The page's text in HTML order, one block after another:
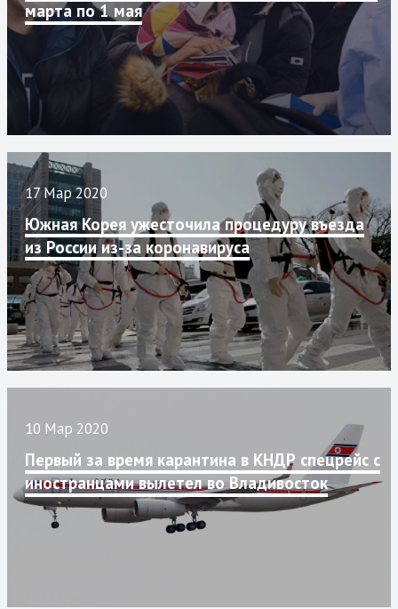
марта по 1 мая
17 Мар 2020
Южная Корея ужесточила процедуру въезда
из России из-за коронавируса
10 Мар 2020
Первый за время карантина в КНДР спецрейс с
иностранцами вылетел во Владивосток